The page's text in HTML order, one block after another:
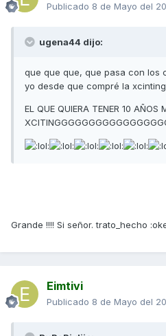
Publicado 8 de Mayo del
ugena44 dijo:
que que que, que pasa con los
yo desde que compré la
EL QUE QUIERA TENER 10 AÑOS
Grande !!!! Si señor. trato_hecho
Eimtivi
Publicado 8 de Mayo del